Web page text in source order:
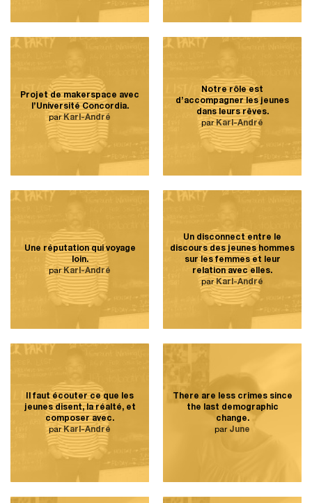
Projet de makerspace avec
l’Université Concordia.
parKarl-André
Notre rôle est
d’accompagner les jeunes
dans leurs rêves.
parKarl-André
Une réputation qui voyage
loin.
parKarl-André
Un disconnect entre le
discours des jeunes hommes
sur les femmes et leur
relation avec elles.
parKarl-André
Il faut écouter ce que les
jeunes disent, la réalté, et
composer avec.
parKarl-André
There are less crimes since
the last demographic
change.
par June